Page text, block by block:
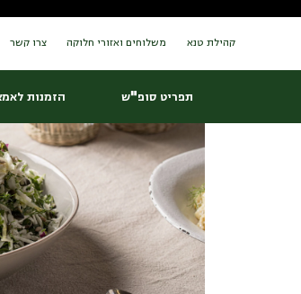
קהילת טנא משלוחים ואזורי חלוקה צרו קשר
תפריט סופ"ש הזמנות
עמוד הבית/ערב חג ראש השנה/ סלט כרוב אמא אדמה